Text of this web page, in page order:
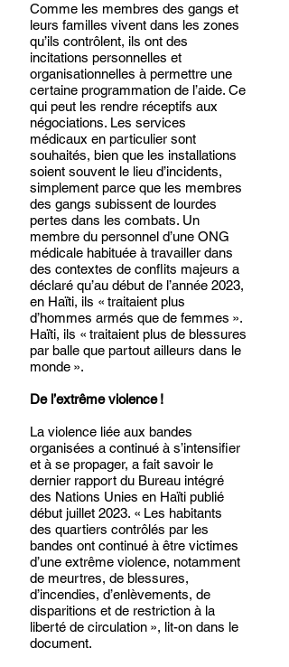
Comme les membres des gangs et
leurs familles vivent dans les zones
qu’ils contrôlent, ils ont des
incitations personnelles et
organisationnelles à permettre une
certaine programmation de l’aide. Ce
qui peut les rendre réceptifs aux
négociations. Les services
médicaux en particulier sont
souhaités, bien que les installations
soient souvent le lieu d’incidents,
simplement parce que les membres
des gangs subissent de lourdes
pertes dans les combats. Un
membre du personnel d’une ONG
médicale habituée à travailler dans
des contextes de conflits majeurs a
déclaré qu’au début de l’année 2023,
en Haïti, ils « traitaient plus
d’hommes armés que de femmes ».
Haïti, ils « traitaient plus de blessures
par balle que partout ailleurs dans le
monde ».
De l’extrême violence !
La violence liée aux bandes
organisées a continué à s’intensifier
et à se propager, a fait savoir le
dernier rapport du Bureau intégré
des Nations Unies en Haïti publié
début juillet 2023. « Les habitants
des quartiers contrôlés par les
bandes ont continué à être victimes
d’une extrême violence, notamment
de meurtres, de blessures,
d’incendies, d’enlèvements, de
disparitions et de restriction à la
liberté de circulation », lit-on dans le
document.